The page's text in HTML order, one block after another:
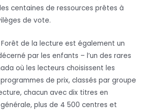
centaines de ressources prêtes à
de vote.
de la lecture est également un
par les enfants – l’un des rares
où les lecteurs choisissent les
de prix, classés par groupe
chacun avec dix titres en
plus de 4 500 centres et